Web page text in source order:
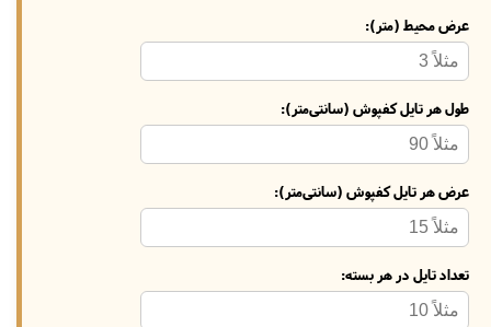
عرض محیط (متر):
طول هر تایل کفپوش (سانتی‌متر):
عرض هر تایل کفپوش (سانتی‌متر):
تعداد تایل در هر بسته: